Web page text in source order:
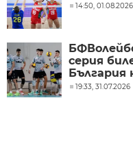
14:50, 01.08.2026
серия
България
19:33, 31.07.2026